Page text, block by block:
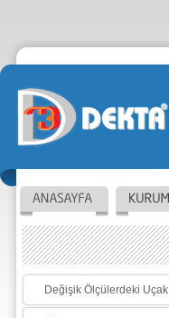
Değişik Ölçülerdeki Uçak